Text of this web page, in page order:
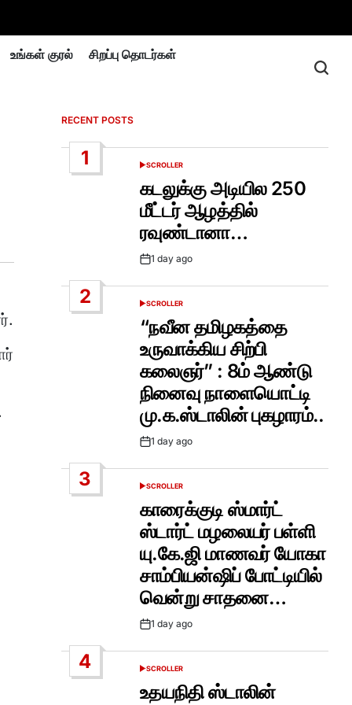
உங்கள் குரல் சிறப்பு தொடர்கள்
RECENT POSTS
1
POSTED
SCROLLER
கடலுக்கு அடியில 250
மீட்டர் ஆழத்தில்
ரவுண்டானா…
Post1 day ago
2
POSTED
SCROLLER
“நவீன தமிழகத்தை
உருவாக்கிய சிற்பி
கலைஞர்” : 8ம் ஆண்டு
நினைவு நாளையொட்டி
மு.க.ஸ்டாலின் புகழாரம்..
Post1 day ago
3
POSTED
SCROLLER
காரைக்குடி ஸ்மார்ட்
ஸ்டார்ட் மழலையர் பள்ளி
யு.கே.ஜி மாணவர் யோகா
சாம்பியன்ஷிப் போட்டியில்
வென்று சாதனை…
Post1 day ago
4
POSTED
SCROLLER
உதயநிதி ஸ்டாலின்